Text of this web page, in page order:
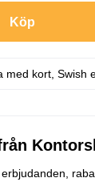
Köp
med kort, Swish